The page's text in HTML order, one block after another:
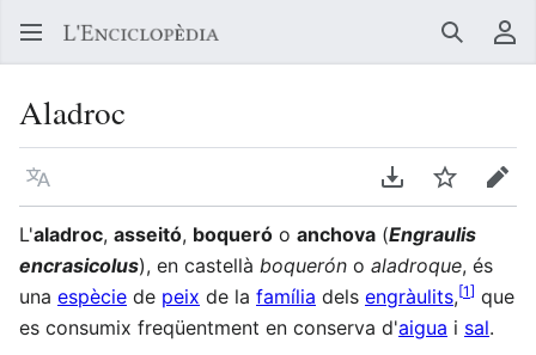
Buscar
Aladroc
Llegir en un atre idioma Descarregar en
Vigilar
L'aladroc, asseitó, boqueró o anchova (Engraulis
encrasicolus), en castellà boquerón o aladroque, és
una espècie de peix de la família dels engràulits,[1] que
es consumix freqüentment en conserva d'aigua i sal.